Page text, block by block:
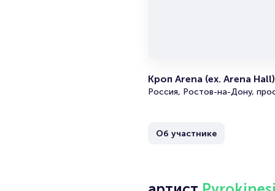
Кроп Arena (ex. Arena Hall)
Россия, Ростов-на-Дону,
Об участнике